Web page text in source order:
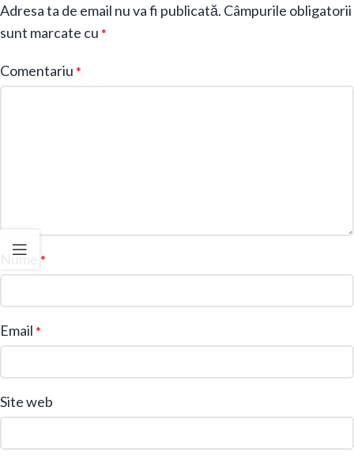
Adresa ta de email nu va fi publicată. Câmpurile obligatorii
sunt marcate cu *
Comentariu *
Nume *
Email *
Site web